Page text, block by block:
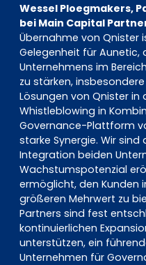
Wessel Ploegmakers,
bei Main Capital
Übernahme von Qnister
Gelegenheit für Aunetic,
Unternehmens im
zu stärken,
Lösungen von Qnister in
Whistleblowing in
Governance-Plattform
starke Synergie. Wir
Integration beiden
Wachstumspotenzial
ermöglicht, den Kunden
größeren Mehrwert zu
Partners sind fest
kontinuierlichen
unterstützen, ein
Unternehmen für